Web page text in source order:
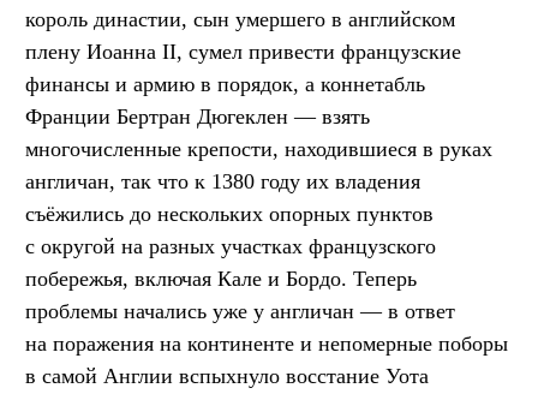
король династии, сын умершего в английском
плену Иоанна II, сумел привести французские
финансы и армию в порядок, а коннетабль
Франции Бертран Дюгеклен — взять
многочисленные крепости, находившиеся в руках
англичан, так что к 1380 году их владения
съёжились до нескольких опорных пунктов
с округой на разных участках французского
побережья, включая Кале и Бордо. Теперь
проблемы начались уже у англичан — в ответ
на поражения на континенте и непомерные поборы
в самой Англии вспыхнуло восстание Уота